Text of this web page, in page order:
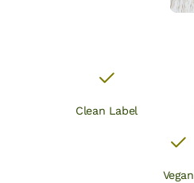
Clean Label
Vegan